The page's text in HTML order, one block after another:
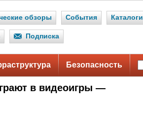
обзоры События Каталоги
Подписка
Безопасность
в видеоигры —